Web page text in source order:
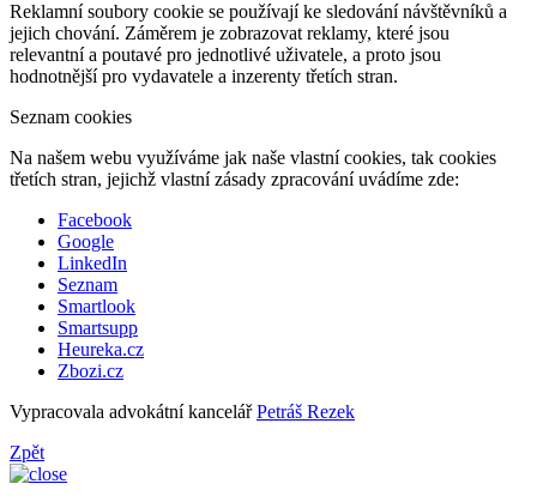
Reklamní soubory cookie se používají ke sledování návštěvníků a
jejich chování. Záměrem je zobrazovat reklamy, které jsou
relevantní a poutavé pro jednotlivé uživatele, a proto jsou
hodnotnější pro vydavatele a inzerenty třetích stran.
Seznam cookies
Na našem webu využíváme jak naše vlastní cookies, tak cookies
třetích stran, jejichž vlastní zásady zpracování uvádíme zde:
Facebook
Google
LinkedIn
Seznam
Smartlook
Smartsupp
Heureka.cz
Zbozi.cz
Vypracovala advokátní kancelářPetráš Rezek
Zpět